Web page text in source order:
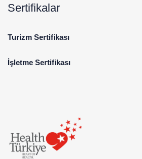
Sertifikalar
Turizm Sertifikası
İşletme Sertifikası